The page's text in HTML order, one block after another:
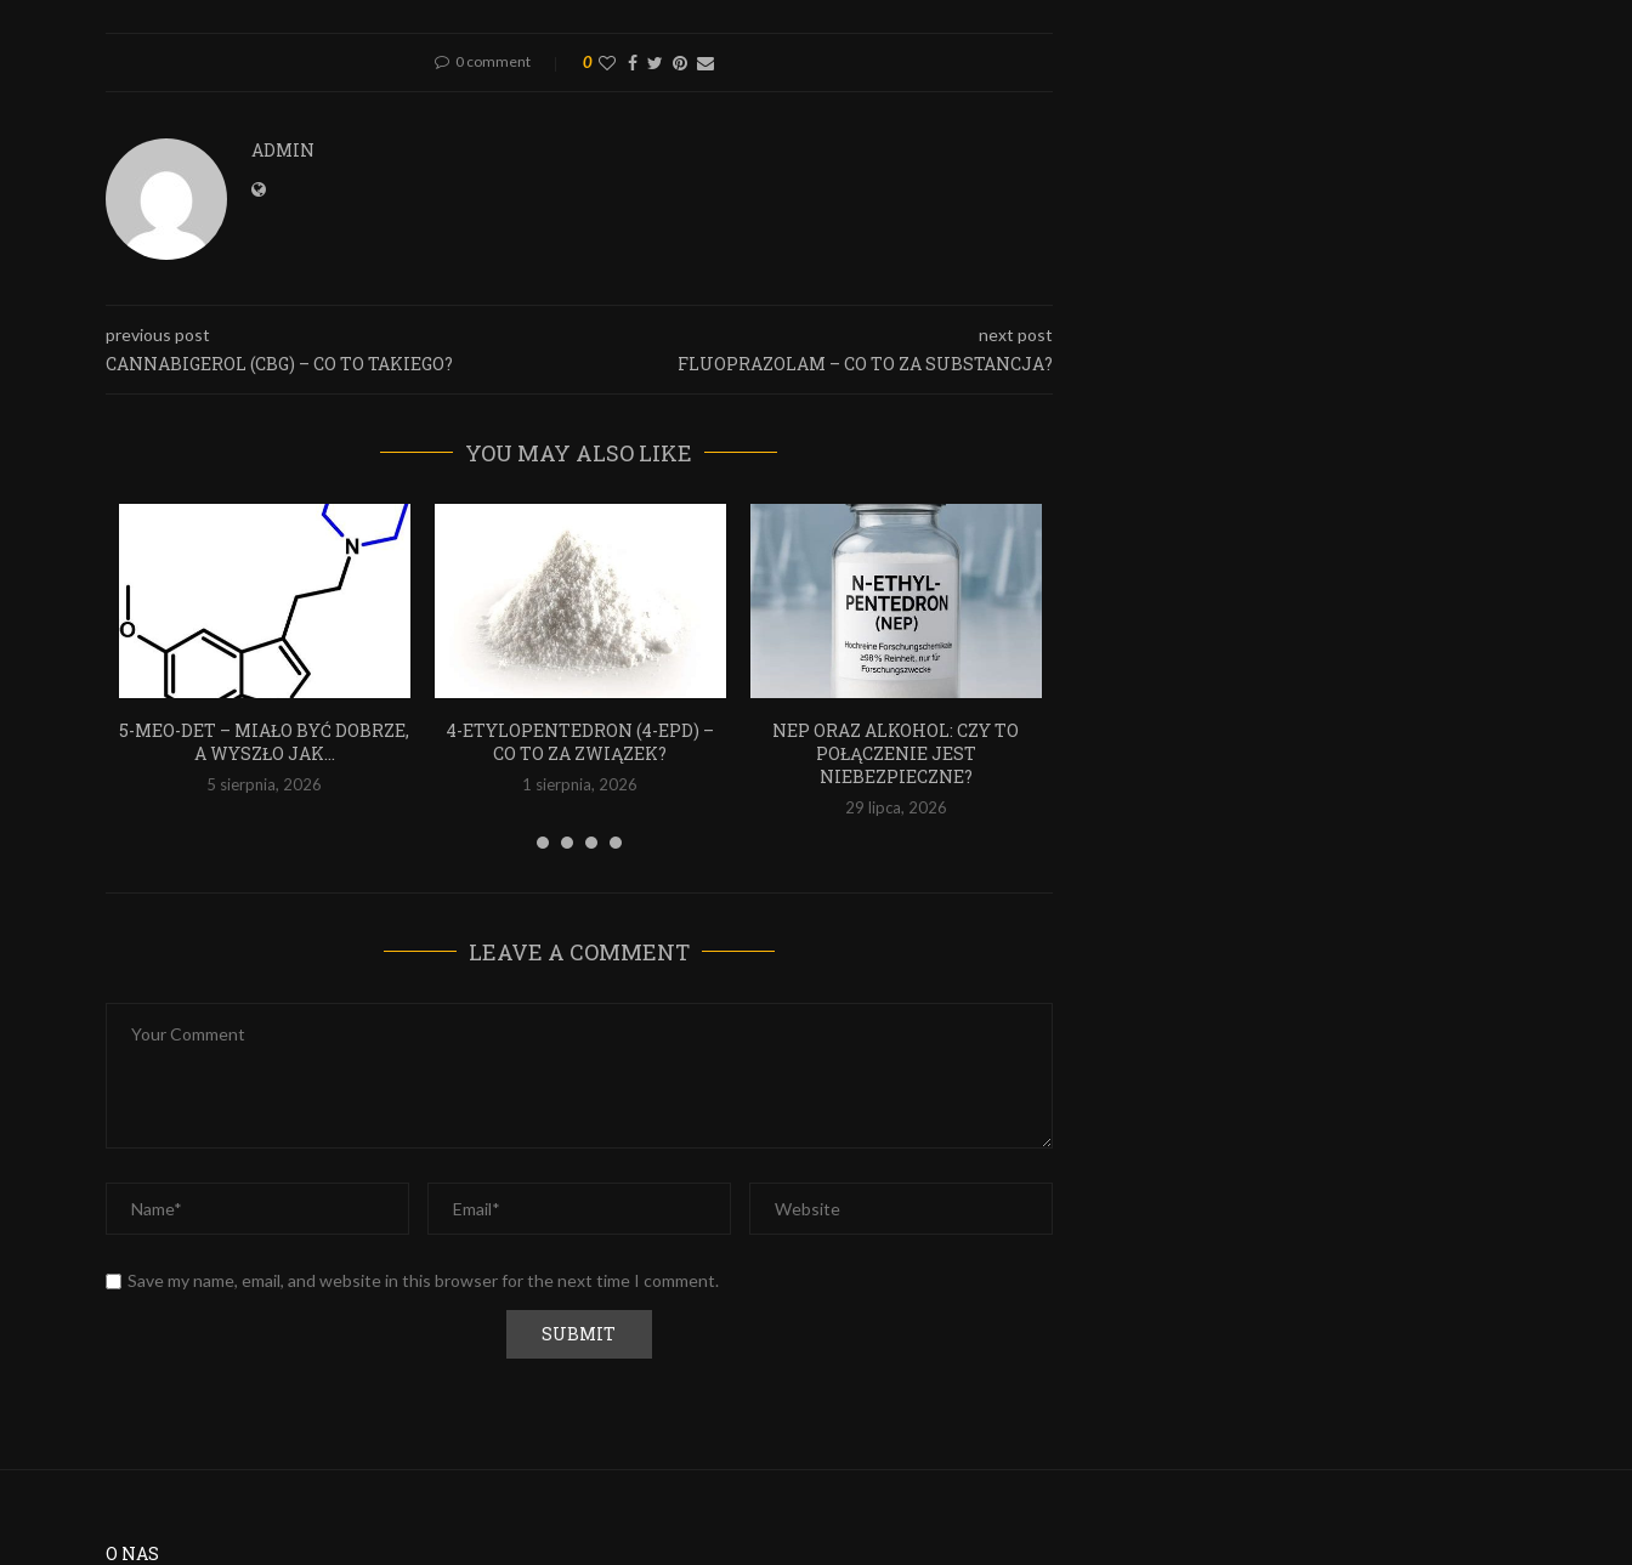
0 comment 0
ADMIN
previous post
CANNABIGEROL (CBG) – CO TO TAKIEGO?
next post
FLUOPRAZOLAM – CO TO ZA SUBSTANCJA?
YOU MAY ALSO LIKE
5-MEO-DET – MIAŁO BYĆ DOBRZE,
A WYSZŁO JAK...
5 sierpnia, 2026
4-ETYLOPENTEDRON (4-EPD) –
CO TO ZA ZWIĄZEK?
1 sierpnia, 2026
NEP ORAZ ALKOHOL: CZY TO
POŁĄCZENIE JEST
NIEBEZPIECZNE?
29 lipca, 2026
LEAVE A COMMENT
Save my name, email, and website in this browser for the next time I comment.
O NAS